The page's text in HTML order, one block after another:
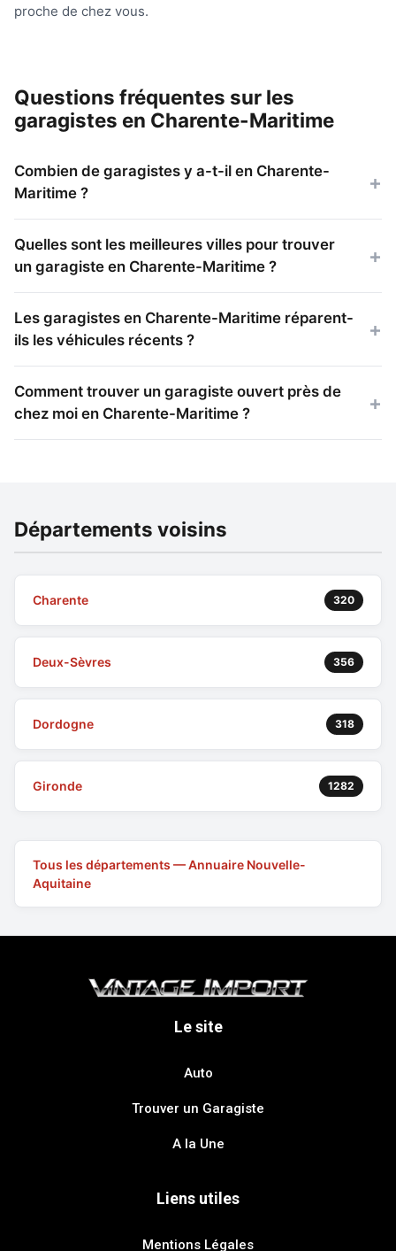
proche de chez vous.
Questions fréquentes sur les
garagistes en Charente-Maritime
Combien de garagistes y a-t-il en Charente-
Maritime ?
Quelles sont les meilleures villes pour trouver
un garagiste en Charente-Maritime ?
Les garagistes en Charente-Maritime réparent-
ils les véhicules récents ?
Comment trouver un garagiste ouvert près de
chez moi en Charente-Maritime ?
Départements voisins
Charente 320
Deux-Sèvres 356
Dordogne 318
Gironde 1282
Tous les départements — Annuaire Nouvelle-
Aquitaine
Le site
Auto
Trouver un Garagiste
A la Une
Liens utiles
Mentions Légales